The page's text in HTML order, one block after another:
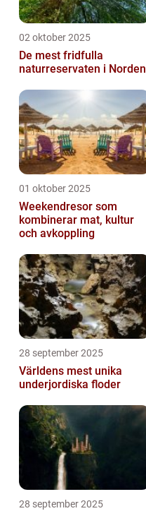
02 oktober 2025
De mest fridfulla
naturreservaten i Norden
01 oktober 2025
Weekendresor som
kombinerar mat, kultur
och avkoppling
28 september 2025
Världens mest unika
underjordiska floder
28 september 2025